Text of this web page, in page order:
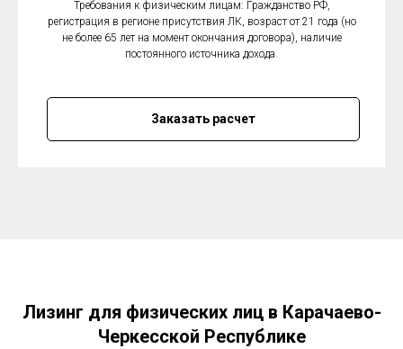
Требования к физическим лицам: Гражданство РФ,
регистрация в регионе присутствия ЛК, возраст от 21 года (но
не более 65 лет на момент окончания договора), наличие
постоянного источника дохода.
Заказать расчет
Лизинг для физических лиц в Карачаево-
Черкесской Республике